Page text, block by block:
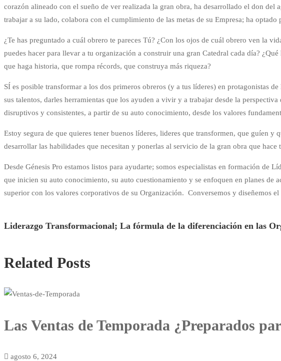
corazón alineado con el sueño de ver realizada la gran obra, ha desarrollado el don
trabajar a su lado, colabora con el cumplimiento de las metas de su Empresa; ha
¿Te has preguntado a cuál obrero te pareces Tú? ¿Con los ojos de cuál obrero ven la
puedes hacer para llevar a tu organización a construir una gran Catedral cada día?
que haga historia, que rompa récords, que construya más riqueza?
SÍ es posible transformar a los dos primeros obreros (y a tus líderes) en protagonistas
sus talentos, darles herramientas que los ayuden a vivir y a trabajar desde la
disruptivos y consistentes, a partir de su auto conocimiento, desde los valores
Estoy segura de que quieres tener buenos líderes, lideres que transformen, que guíen
desarrollar las habilidades que necesitan y ponerlas al servicio de la gran obra que
Desde Génesis Pro estamos listos para ayudarte; somos especialistas en formación de
que inicien su auto conocimiento, su auto cuestionamiento y se enfoquen en planes
superior con los valores corporativos de su Organización. Conversemos y diseñemos
Liderazgo Transformacional; La fórmula de la diferenciación en las
Related Posts
Las Ventas de Temporada ¿Preparados
agosto 6, 2024